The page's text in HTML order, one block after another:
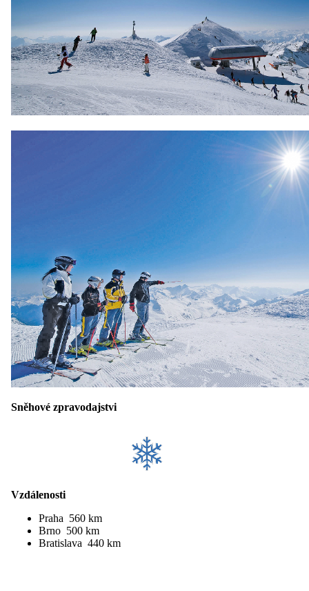
Sněhové zpravodajstvi
Vzdálenosti
Praha 560 km
Brno 500 km
Bratislava 440 km